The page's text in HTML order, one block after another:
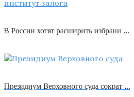
В России хотят расширить избрани …
Президиум Верховного суда сократ …